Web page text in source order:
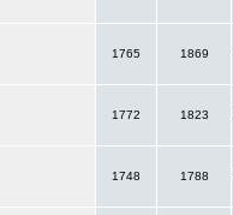
1765 1869
1772 1823
1748 1788